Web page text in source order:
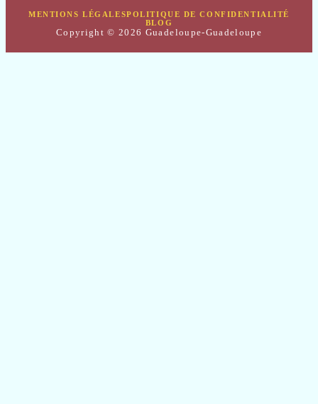
MENTIONS LÉGALESPOLITIQUE DE CONFIDENTIALITÉ
BLOG
Copyright © 2026 Guadeloupe-Guadeloupe